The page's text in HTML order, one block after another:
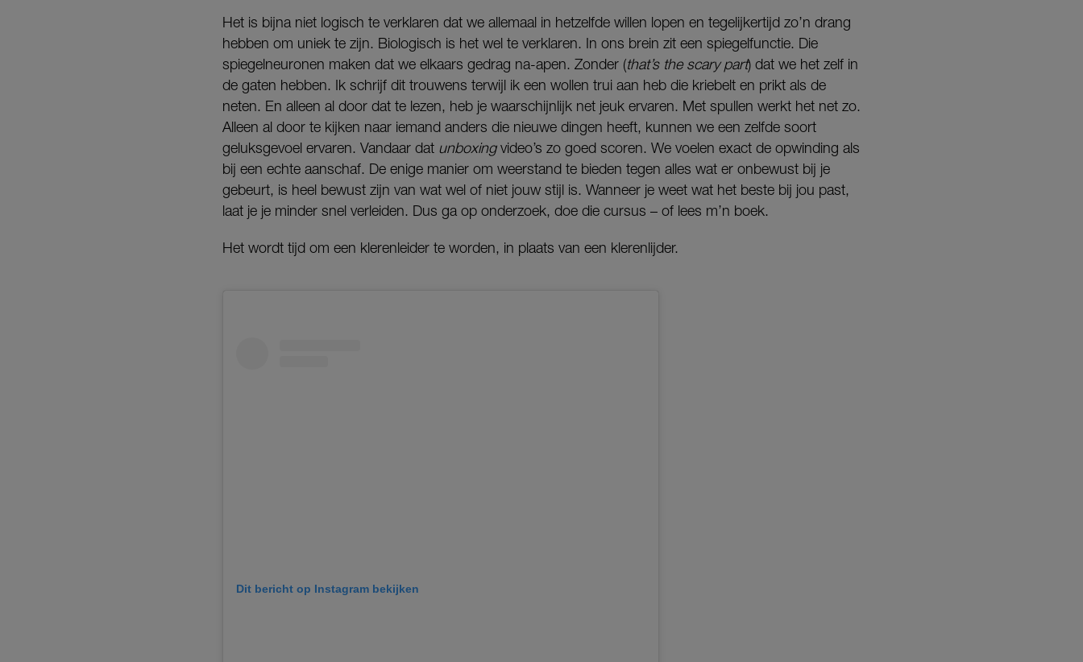
Het is bijna niet logisch te verklaren dat we allemaal in hetzelfde willen lopen en tegelijkertijd zo’n drang
hebben om uniek te zijn. Biologisch is het wel te verklaren. In ons brein zit een spiegelfunctie. Die
spiegelneuronen maken dat we elkaars gedrag na-apen. Zonder (that’s the scary part) dat we het zelf in
de gaten hebben. Ik schrijf dit trouwens terwijl ik een wollen trui aan heb die kriebelt en prikt als de
neten. En alleen al door dat te lezen, heb je waarschijnlijk net jeuk ervaren. Met spullen werkt het net zo.
Alleen al door te kijken naar iemand anders die nieuwe dingen heeft, kunnen we een zelfde soort
geluksgevoel ervaren. Vandaar dat unboxingvideo’s zo goed scoren. We voelen exact de opwinding als
bij een echte aanschaf. De enige manier om weerstand te bieden tegen alles wat er onbewust bij je
gebeurt, is heel bewust zijn van wat wel of niet jouw stijl is. Wanneer je weet wat het beste bij jou past,
laat je je minder snel verleiden. Dus ga op onderzoek, doe die cursus – of lees m’n boek.
Het wordt tijd om een klerenleider te worden, in plaats van een klerenlijder.
Dit bericht op Instagram bekijken